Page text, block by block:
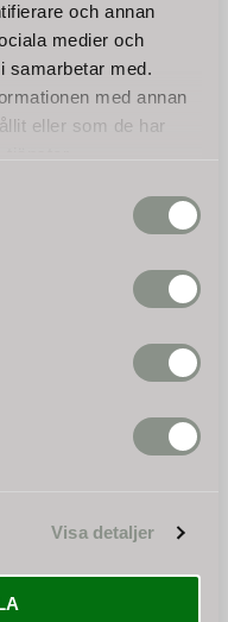
och annan
medier och
samarbetar med.
med annan
eller som de har
Visa detaljer